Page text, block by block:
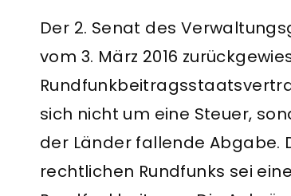
Der 2. Senat des
vom 3. März 2016
sich nicht um eine Steuer,
der Länder fallende
rechtlichen Rundfunks sei